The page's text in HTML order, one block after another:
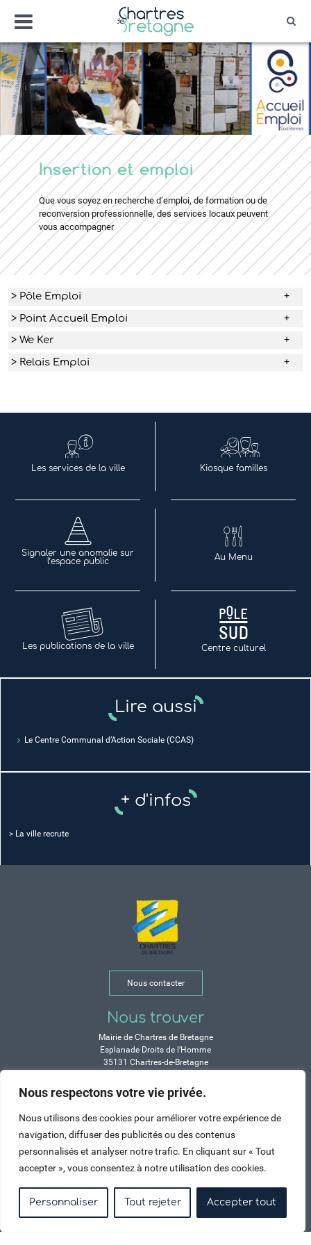
Nous respectons votre vie privée.
Nous utilisons des cookies pour améliorer votre expérience de
navigation, diffuser des publicités ou des contenus
personnalisés et analyser notre trafic. En cliquant sur « Tout
accepter », vous consentez à notre utilisation des cookies.
Personnaliser Tout rejeter Accepter tout
contenu
Menu
Bienvenue sur le site de la ville de
Ville Zéro phyto / 4 fleurs
Insertion et emploi
Que vous soyez en recherche d’emploi, de formation ou de
reconversion professionnelle, des services locaux peuvent
vous accompagner
> Pôle Emploi
> Point Accueil Emploi
> We Ker
> Relais Emploi
Les services de la ville Kiosque familles
Signaler une anomalie sur
l’espace public
Au Menu
Les publications de la ville Centre culturel
Lire aussi
Le Centre Communal d’Action Sociale (CCAS)
+ d'infos
> La ville recrute
Nous contacter
Nous trouver
Mairie de Chartres de Bretagne
Esplanade Droits de l’Homme
35131 Chartres-de-Bretagne
Durant les congés d’été :
Lundi, mardi, mercredi et vendredi :
de 9h à 12h et de 14h à 17h
Jeudi : de 9h à 12h et de 15h à 17h
Crédits Mentions légales Contactez-nous Plan du site